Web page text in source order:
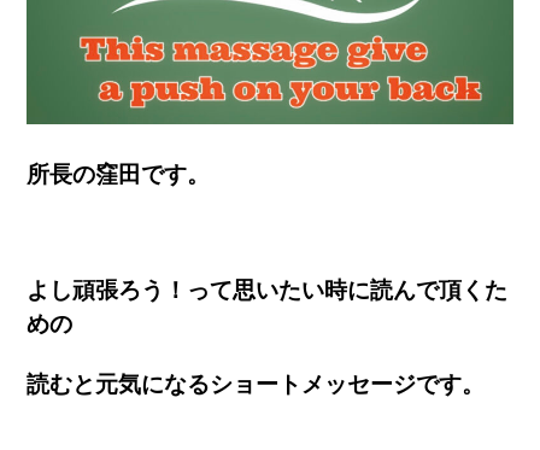
所長の窪田です。
よし頑張ろう！って思いたい時に読んで頂くた
めの
読むと元気になるショートメッセージです。